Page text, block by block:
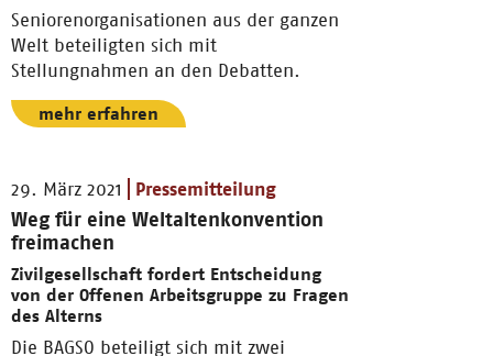
Seniorenorganisationen aus der ganzen
Welt beteiligten sich mit
Stellungnahmen an den Debatten.
mehr erfahren
29. März 2021 Pressemitteilung
Weg für eine Weltaltenkonvention
freimachen
Zivilgesellschaft fordert Entscheidung
von der Offenen Arbeitsgruppe zu Fragen
des Alterns
Die BAGSO beteiligt sich mit zwei